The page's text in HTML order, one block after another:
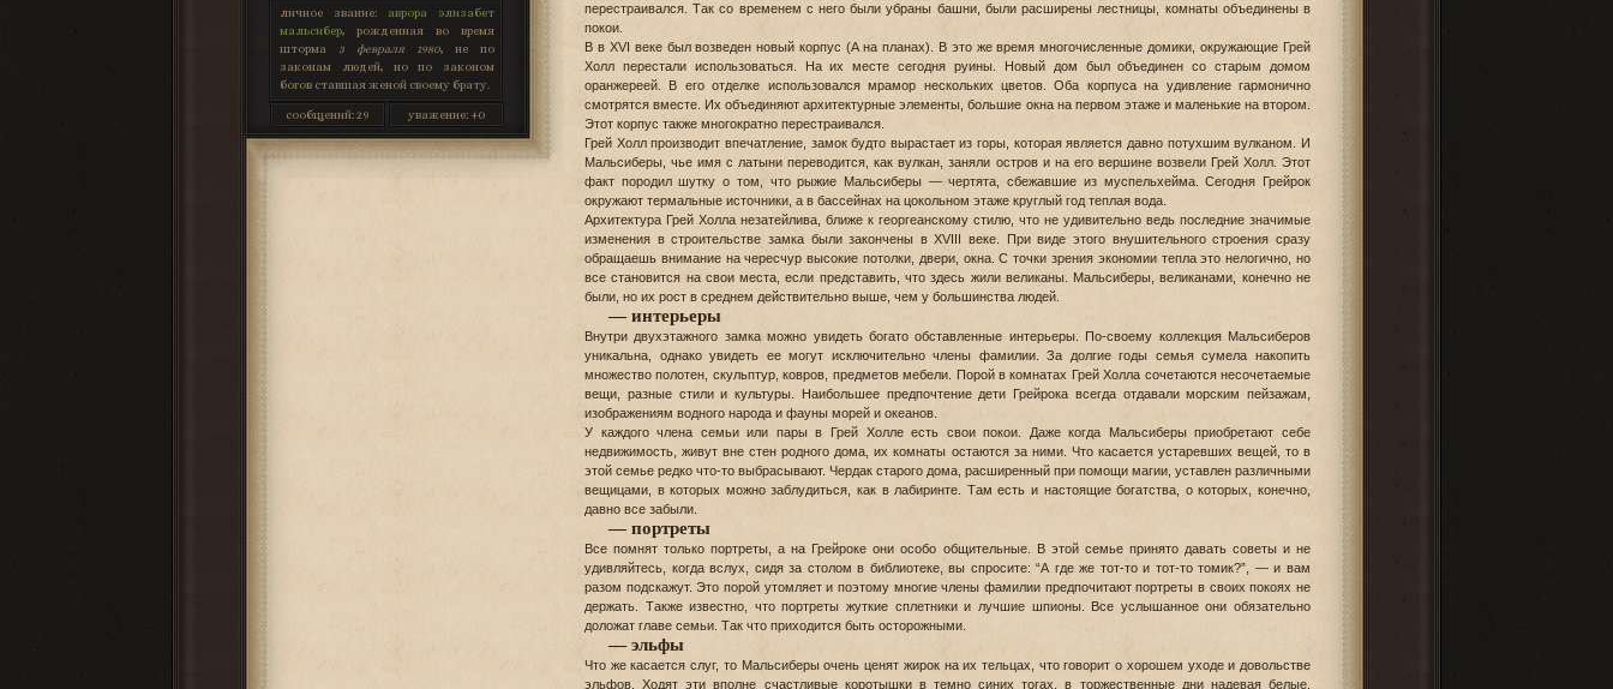
личное звание:
аврора элизабет
мальсибер, рожденная во время
шторма 3 февраля 1980, не по
законам людей, но по законом
богов ставшая женой своему брату.
сообщений:29 уважение: +0
перестраивался. Так со временем с него были убраны башни, были расширены лестницы, комнаты объединены в
покои.
В в XVI веке был возведен новый корпус (A на планах). В это же время многочисленные домики, окружающие Грей
Холл перестали использоваться. На их месте сегодня руины. Новый дом был объединен со старым домом
оранжереей. В его отделке использовался мрамор нескольких цветов. Оба корпуса на удивление гармонично
смотрятся вместе. Их объединяют архитектурные элементы, большие окна на первом этаже и маленькие на втором.
Этот корпус также многократно перестраивался.
Грей Холл производит впечатление, замок будто вырастает из горы, которая является давно потухшим вулканом. И
Мальсиберы, чье имя с латыни переводится, как вулкан, заняли остров и на его вершине возвели Грей Холл. Этот
факт породил шутку о том, что рыжие Мальсиберы — чертята, сбежавшие из муспельхейма. Сегодня Грейрок
окружают термальные источники, а в бассейнах на цокольном этаже круглый год теплая вода.
Архитектура Грей Холла незатейлива, ближе к георгеанскому стилю, что не удивительно ведь последние значимые
изменения в строительстве замка были закончены в XVIII веке. При виде этого внушительного строения сразу
обращаешь внимание на чересчур высокие потолки, двери, окна. С точки зрения экономии тепла это нелогично, но
все становится на свои места, если представить, что здесь жили великаны. Мальсиберы, великанами, конечно не
были, но их рост в среднем действительно выше, чем у большинства людей.
— интерьеры
Внутри двухэтажного замка можно увидеть богато обставленные интерьеры. По-своему коллекция Мальсиберов
уникальна, однако увидеть ее могут исключительно члены фамилии. За долгие годы семья сумела накопить
множество полотен, скульптур, ковров, предметов мебели. Порой в комнатах Грей Холла сочетаются несочетаемые
вещи, разные стили и культуры. Наибольшее предпочтение дети Грейрока всегда отдавали морским пейзажам,
изображениям водного народа и фауны морей и океанов.
У каждого члена семьи или пары в Грей Холле есть свои покои. Даже когда Мальсиберы приобретают себе
недвижимость, живут вне стен родного дома, их комнаты остаются за ними. Что касается устаревших вещей, то в
этой семье редко что-то выбрасывают. Чердак старого дома, расширенный при помощи магии, уставлен различными
вещицами, в которых можно заблудиться, как в лабиринте. Там есть и настоящие богатства, о которых, конечно,
давно все забыли.
— портреты
Все помнят только портреты, а на Грейроке они особо общительные. В этой семье принято давать советы и не
удивляйтесь, когда вслух, сидя за столом в библиотеке, вы спросите: “А где же тот-то и тот-то томик?”, — и вам
разом подскажут. Это порой утомляет и поэтому многие члены фамилии предпочитают портреты в своих покоях не
держать. Также известно, что портреты жуткие сплетники и лучшие шпионы. Все услышанное они обязательно
доложат главе семьи. Так что приходится быть осторожными.
— эльфы
Что же касается слуг, то Мальсиберы очень ценят жирок на их тельцах, что говорит о хорошем уходе и довольстве
эльфов. Ходят эти вполне счастливые коротышки в темно синих тогах, в торжественные дни надевая белые.